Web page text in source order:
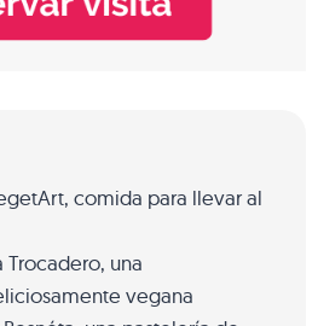
comida para llevar al
una
vegana